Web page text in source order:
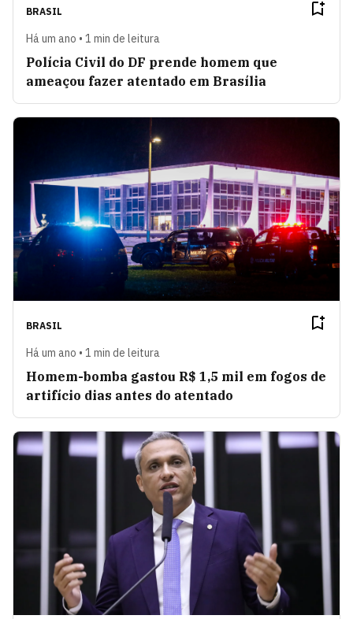
BRASIL
Há um ano • 1 min de leitura
Polícia Civil do DF prende homem que
ameaçou fazer atentado em Brasília
BRASIL
Há um ano • 1 min de leitura
Homem-bomba gastou R$ 1,5 mil em fogos de
artifício dias antes do atentado